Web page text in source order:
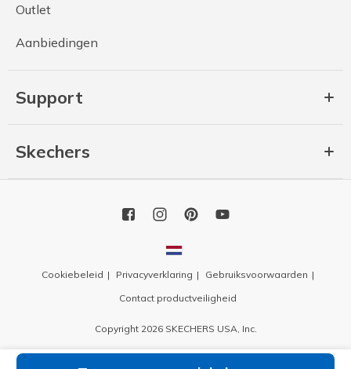
Outlet
Aanbiedingen
Support
Skechers
Cookiebeleid Privacyverklaring
Gebruiksvoorwaarden
Contact productveiligheid
Copyright 2026 SKECHERS USA, Inc.